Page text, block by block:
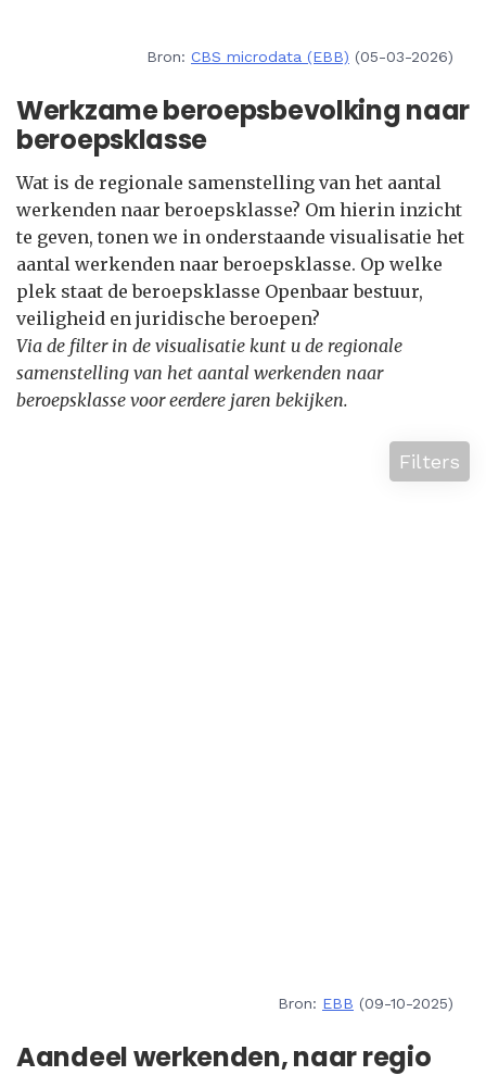
Bron: CBS microdata (EBB) (05-03-2026)
Werkzame beroepsbevolking naar
beroepsklasse
Wat is de regionale samenstelling van het aantal
werkenden naar beroepsklasse? Om hierin inzicht
te geven, tonen we in onderstaande visualisatie het
aantal werkenden naar beroepsklasse. Op welke
plek staat de beroepsklasse Openbaar bestuur,
veiligheid en juridische beroepen?
Via de filter in de visualisatie kunt u de regionale
samenstelling van het aantal werkenden naar
beroepsklasse voor eerdere jaren bekijken.
Filters
Bron: EBB (09-10-2025)
Aandeel werkenden, naar regio